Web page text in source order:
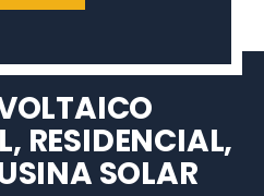
RESIDENCIAL,
SOLAR